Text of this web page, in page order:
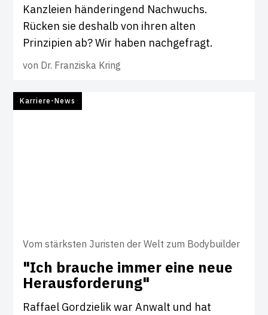
Kanzleien händeringend Nachwuchs.
Rücken sie deshalb von ihren alten
Prinzipien ab? Wir haben nachgefragt.
von Dr. Franziska Kring
Karriere-News
Vom stärksten Juristen der Welt zum Bodybuilder
"Ich brauche immer eine neue
Her­aus­for­de­rung"
Raffael Gordzielik war Anwalt und hat